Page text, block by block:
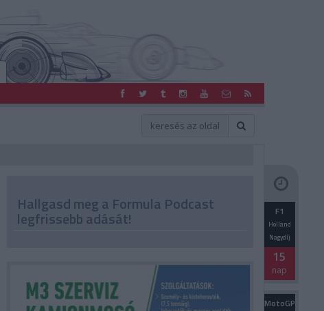
Hallgasd meg a Formula Podcast
legfrissebb adását! F1
Holland
Nagydíj
15
nap
MotoGP